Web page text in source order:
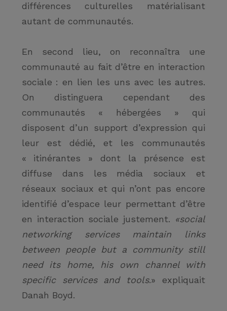
différences culturelles matérialisant
autant de communautés.
En second lieu, on reconnaîtra une
communauté au fait d’être en interaction
sociale : en lien les uns avec les autres.
On distinguera cependant des
communautés « hébergées » qui
disposent d’un support d’expression qui
leur est dédié, et les communautés
« itinérantes » dont la présence est
diffuse dans les média sociaux et
réseaux sociaux et qui n’ont pas encore
identifié d’espace leur permettant d’être
en interaction sociale justement. «social
networking services maintain links
between people but a community still
need its home, his own channel with
specific services and tools.» expliquait
Danah Boyd.